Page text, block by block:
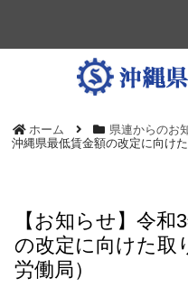
ホーム 県連からのお
沖縄県最低賃金額の改定に向け
【お知らせ】令
の改定に向けた取
労働局）